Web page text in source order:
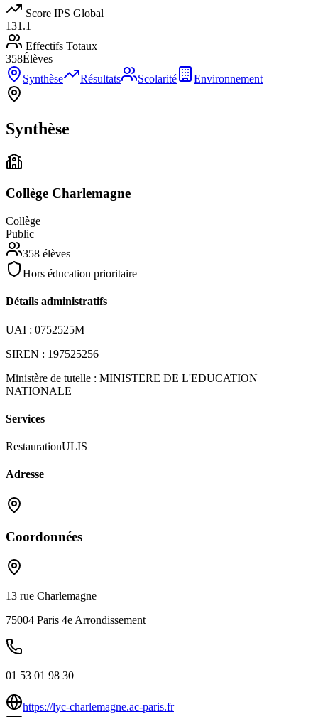
Score IPS Global
131.1
Effectifs Totaux
358Élèves
Synthèse
Résultats Scolarité Environnement
Synthèse
Collège Charlemagne
Collège
Public
358 élèves
Hors éducation prioritaire
Détails administratifs
UAI : 0752525M
SIREN : 197525256
Ministère de tutelle : MINISTERE DE L'EDUCATION
NATIONALE
Services
RestaurationULIS
Adresse
Coordonnées
13 rue Charlemagne
75004 Paris 4e Arrondissement
01 53 01 98 30
https://lyc-charlemagne.ac-paris.fr